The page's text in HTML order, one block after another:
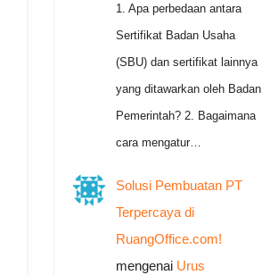
1. Apa perbedaan antara
Sertifikat Badan Usaha
(SBU) dan sertifikat lainnya
yang ditawarkan oleh Badan
Pemerintah? 2. Bagaimana
cara mengatur…
Solusi Pembuatan PT
Terpercaya di
RuangOffice.com!
mengenai Urus